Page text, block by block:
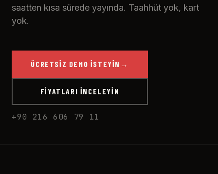
saatten kısa sürede yayında. Taahhüt yok, kart
yok.
ÜCRETSIZ DEMO İSTEYIN →
FIYATLARI İNCELEYIN
+90 216 606 79 11